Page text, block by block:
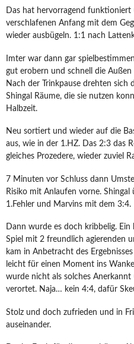
Das hat hervorragend
verschlafenen Anfang mit dem
wieder ausbügeln. 1:1 nach
Imter war dann gar
gut erobern und schnell die
Nach der Trinkpause drehten sich
Shingal Räume, die sie nutzen
Halbzeit.
Neu sortiert und wieder auf die
aus, wie in der 1.HZ. Das 2:3 das
gleiches Prozedere, wieder zuviel
7 Minuten vor Schluss dann
Risiko mit Anlaufen vorne.
1.Fehler und Marvins mit dem 3:4.
Dann wurde es doch kribbelig.
Spiel mit 2 freundlich agierenden
kam in Anbetracht des
leicht für einen Moment ins
wurde nicht als solches
verortet. Naja… kein 4:4, dafür
Stolz und doch zufrieden und in
auseinander.